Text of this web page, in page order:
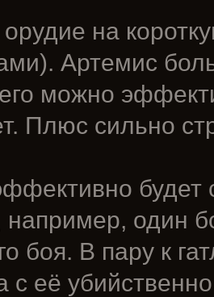
орудие на
Артемис
можно
Плюс сильно
будет
например, один
боя. В пару к
с её